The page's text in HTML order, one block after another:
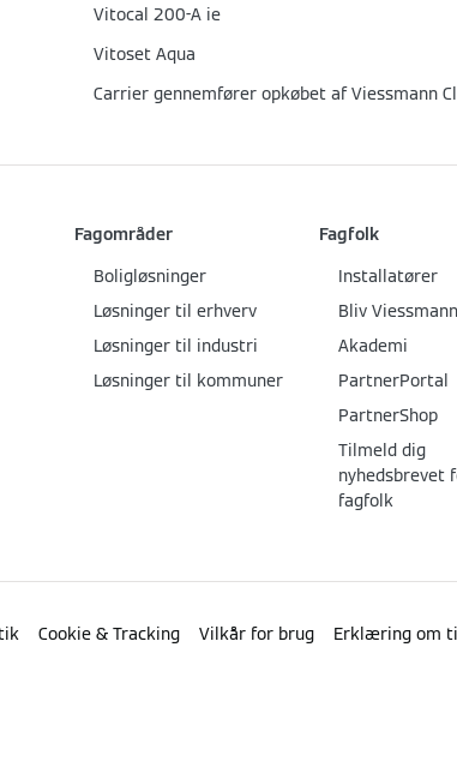
Vitocal 200-A ie
Vitoset Aqua
Fagområder
Boligløsninger
Løsninger til erhverv
Løsninger til industri
Løsninger til kommuner
Fagfolk
Installatører
Bliv
Akademi
PartnerPortal
PartnerShop
Tilmeld dig
nyhedsbrevet
fagfolk
Cookie & Tracking Vilkår for brug Erklæring om